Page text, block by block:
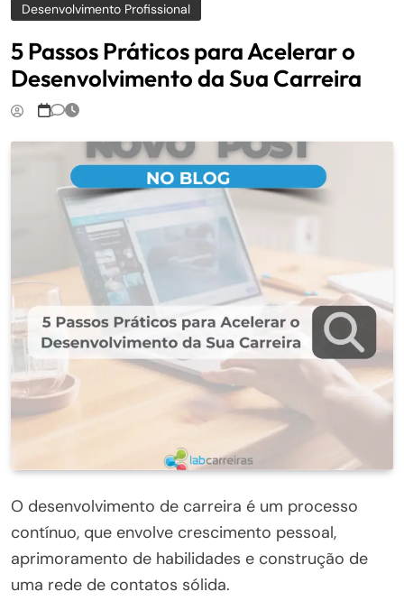
Desenvolvimento Profissional
5 Passos Práticos para Acelerar o
Desenvolvimento da Sua Carreira
O desenvolvimento de carreira é um processo
contínuo, que envolve crescimento pessoal,
aprimoramento de habilidades e construção de
uma rede de contatos sólida.